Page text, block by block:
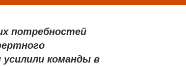
потребностей
усилили команды в